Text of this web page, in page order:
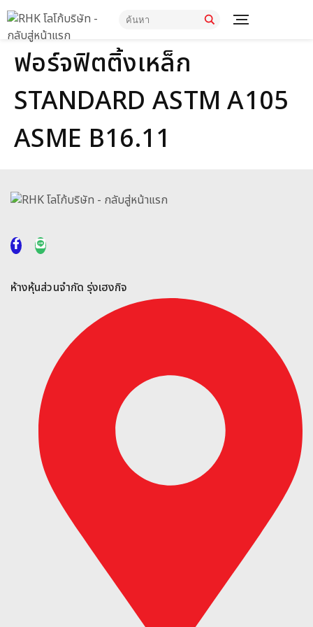
ฟอร์จฟิตติ้งเหล็ก
STANDARD ASTM A105
ASME B16.11
ห้างหุ้นส่วนจำกัด รุ่งเฮงกิจ